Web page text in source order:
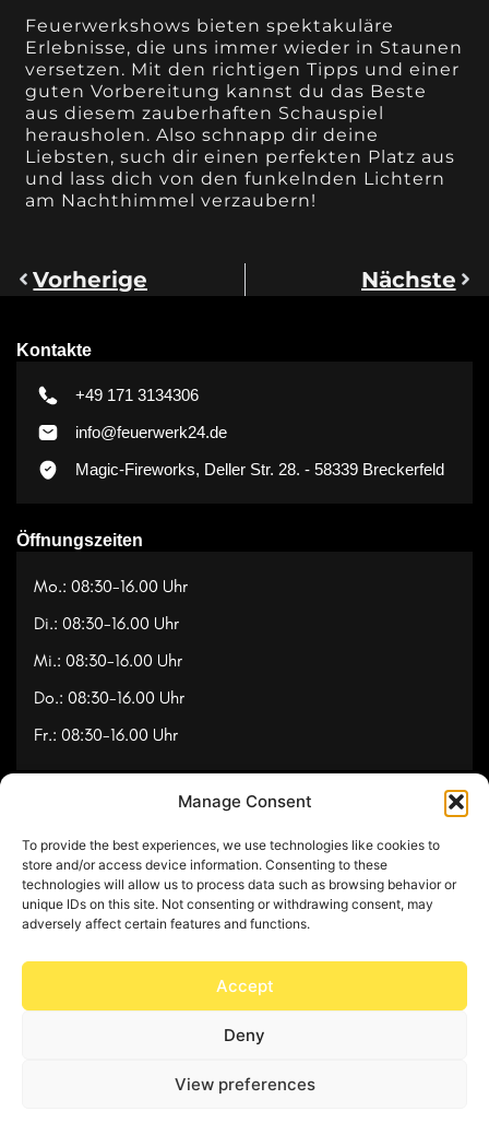
Manage Consent
To provide the best experiences, we use technologies like cookies to
store and/or access device information. Consenting to these
technologies will allow us to process data such as browsing behavior or
unique IDs on this site. Not consenting or withdrawing consent, may
adversely affect certain features and functions.
Accept
Deny
View preferences
Feuerwerkshows bieten spektakuläre
Erlebnisse, die uns immer wieder in Staunen
versetzen. Mit den richtigen Tipps und einer
guten Vorbereitung kannst du das Beste
aus diesem zauberhaften Schauspiel
herausholen. Also schnapp dir deine
Liebsten, such dir einen perfekten Platz aus
und lass dich von den funkelnden Lichtern
am Nachthimmel verzaubern!
Vorherige Nächste
Kontakte
+49 171 3134306
info@feuerwerk24.de
Magic-Fireworks, Deller Str. 28. - 58339 Breckerfeld
Öffnungszeiten
Mo.: 08:30-16.00 Uhr
Di.: 08:30-16.00 Uhr
Mi.: 08:30-16.00 Uhr
Do.: 08:30-16.00 Uhr
Fr.: 08:30-16.00 Uhr
Referenzen
Videos
Über uns
Kontakt
© Copyright 2025 by Feuerwerk24